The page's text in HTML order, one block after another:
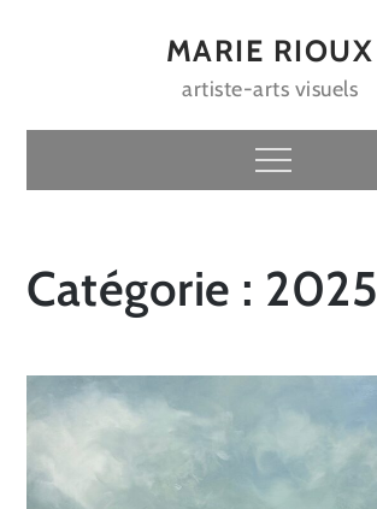
MARIE RIOUX
artiste-arts visuels
Menu
Catégorie : 2025